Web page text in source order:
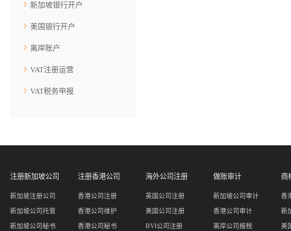
新加坡银行开户
美国银行开户
离岸账户
VAT注册运营
VAT税务申报
注册新加坡公司
新加坡注册公司
新加坡公司托管
新加坡公司秘书
注册香港公司
香港公司注册
香港公司维护
香港公司秘书
海外公司注册
英国公司注册
美国公司注册
BVI公司注册
做账审计
新加坡公司审计
香港公司审计
离岸公司报税
商
香
新
美